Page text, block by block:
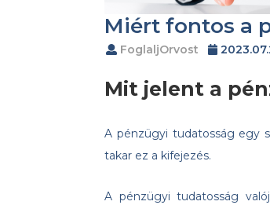
Miért fontos a
FoglaljOrvost
Mit jelent a
A pénzügyi tudatosság egy
takar ez a kifejezés.
A pénzügyi tudatosság